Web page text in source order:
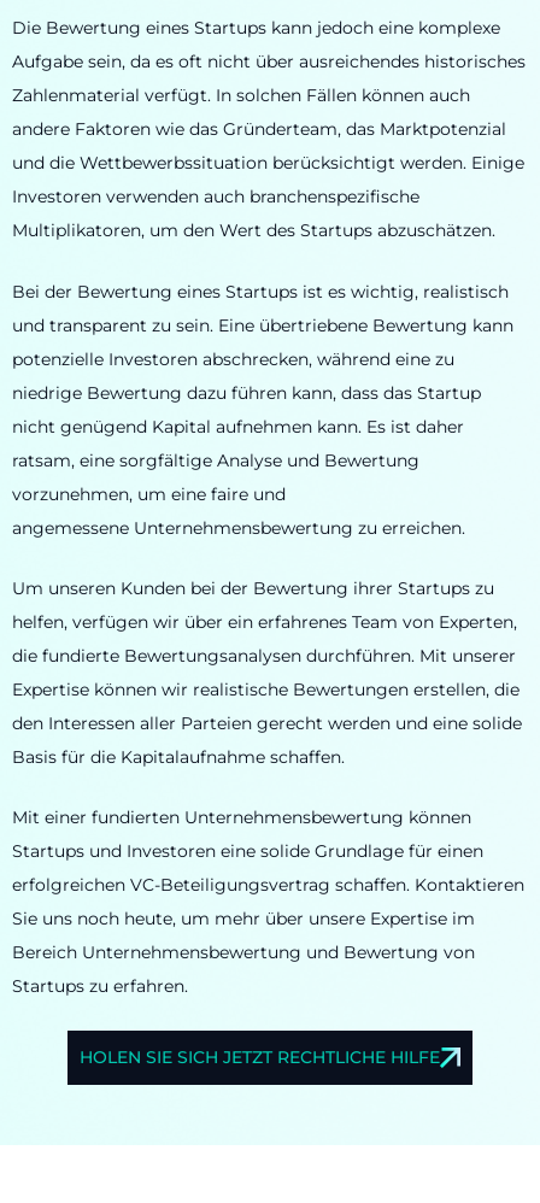
Die Bewertung eines Startups kann jedoch eine komplexe
Aufgabe sein, da es oft nicht über ausreichendes historisches
Zahlenmaterial verfügt. In solchen Fällen können auch
andere Faktoren wie das Gründerteam, das Marktpotenzial
und die Wettbewerbssituation berücksichtigt werden. Einige
Investoren verwenden auch branchenspezifische
Multiplikatoren, um den Wert des Startups abzuschätzen.
Bei der Bewertung eines Startups ist es wichtig, realistisch
und transparent zu sein. Eine übertriebene Bewertung kann
potenzielle Investoren abschrecken, während eine zu
niedrige Bewertung dazu führen kann, dass das Startup
nicht genügend Kapital aufnehmen kann. Es ist daher
ratsam, eine sorgfältige Analyse und Bewertung
vorzunehmen, um eine faire und
angemessene Unternehmensbewertung zu erreichen.
Um unseren Kunden bei der Bewertung ihrer Startups zu
helfen, verfügen wir über ein erfahrenes Team von Experten,
die fundierte Bewertungsanalysen durchführen. Mit unserer
Expertise können wir realistische Bewertungen erstellen, die
den Interessen aller Parteien gerecht werden und eine solide
Basis für die Kapitalaufnahme schaffen.
Mit einer fundierten Unternehmensbewertung können
Startups und Investoren eine solide Grundlage für einen
erfolgreichen VC-Beteiligungsvertrag schaffen. Kontaktieren
Sie uns noch heute, um mehr über unsere Expertise im
Bereich Unternehmensbewertung und Bewertung von
Startups zu erfahren.
HOLEN SIE SICH JETZT RECHTLICHE HILFE